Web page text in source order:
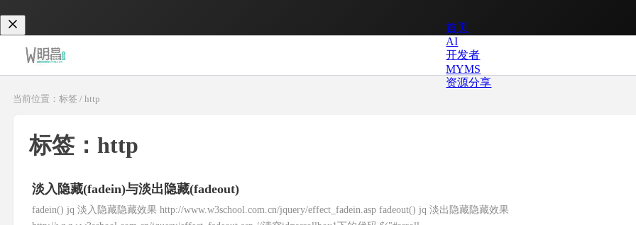
首页
AI
开发者
MYMS
资源分享
当前位置：标签 / http
标签：http
淡入隐藏(fadein)与淡出隐藏(fadeout)
fadein() jq 淡入隐藏隐藏效果 http://www.w3school.com.cn/jquery/effect_fadein.asp fadeout() jq 淡出隐藏隐藏效果